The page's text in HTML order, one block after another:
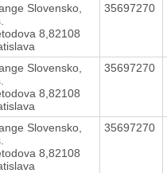
Slovensko,
8,82108
35697270
Slovensko,
8,82108
35697270
Slovensko,
8,82108
35697270